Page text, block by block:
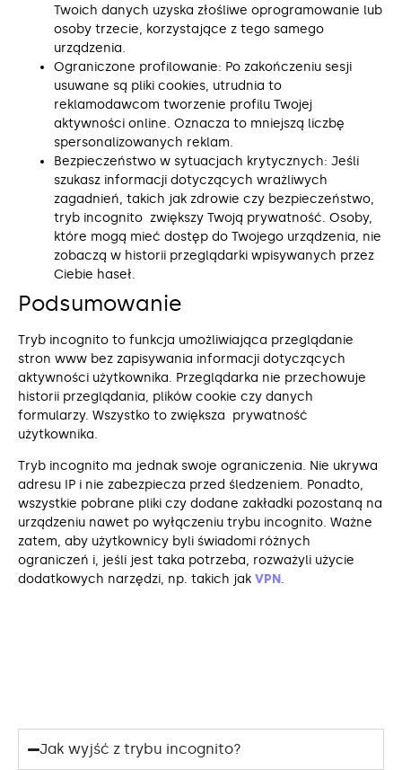
Twoich danych uzyska złośliwe oprogramowanie lub
osoby trzecie, korzystające z tego samego
urządzenia.
Ograniczone profilowanie: Po zakończeniu sesji
usuwane są pliki cookies, utrudnia to
reklamodawcom tworzenie profilu Twojej
aktywności online. Oznacza to mniejszą liczbę
spersonalizowanych reklam.
Bezpieczeństwo w sytuacjach krytycznych: Jeśli
szukasz informacji dotyczących wrażliwych
zagadnień, takich jak zdrowie czy bezpieczeństwo,
tryb incognito zwiększy Twoją prywatność. Osoby,
które mogą mieć dostęp do Twojego urządzenia, nie
zobaczą w historii przeglądarki wpisywanych przez
Ciebie haseł.
Podsumowanie
Tryb incognito to funkcja umożliwiająca przeglądanie
stron www bez zapisywania informacji dotyczących
aktywności użytkownika. Przeglądarka nie przechowuje
historii przeglądania, plików cookie czy danych
formularzy. Wszystko to zwiększa prywatność
użytkownika.
Tryb incognito ma jednak swoje ograniczenia. Nie ukrywa
adresu IP i nie zabezpiecza przed śledzeniem. Ponadto,
wszystkie pobrane pliki czy dodane zakładki pozostaną na
urządzeniu nawet po wyłączeniu trybu incognito. Ważne
zatem, aby użytkownicy byli świadomi różnych
ograniczeń i, jeśli jest taka potrzeba, rozważyli użycie
dodatkowych narzędzi, np. takich jak VPN.
Jak wyjść z trybu incognito?